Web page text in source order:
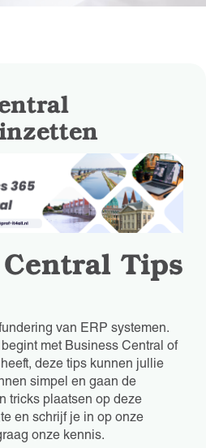
Tips
van ERP systemen.
met Business Central of
deze tips kunnen jullie
simpel en gaan de
tricks plaatsen op deze
en schrijf je in op onze
onze kennis.